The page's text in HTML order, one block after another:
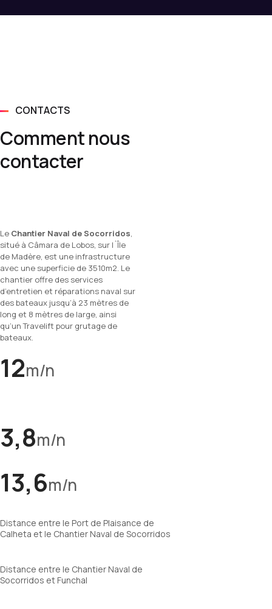
CONTACTS
Comment nous
contacter
Le Chantier Naval de Socorridos,
situé à Câmara de Lobos, sur l´Île
de Madère, est une infrastructure
avec une superficie de 3510m2. Le
chantier offre des services
d’entretien et réparations naval sur
des bateaux jusqu’à 23 mètres de
long et 8 mètres de large, ainsi
qu’un Travelift pour grutage de
bateaux.
12m/n
3,8m/n
13,6m/n
Distance entre le Port de Plaisance de
Calheta et le Chantier Naval de Socorridos
Distance entre le Chantier Naval de
Socorridos et Funchal